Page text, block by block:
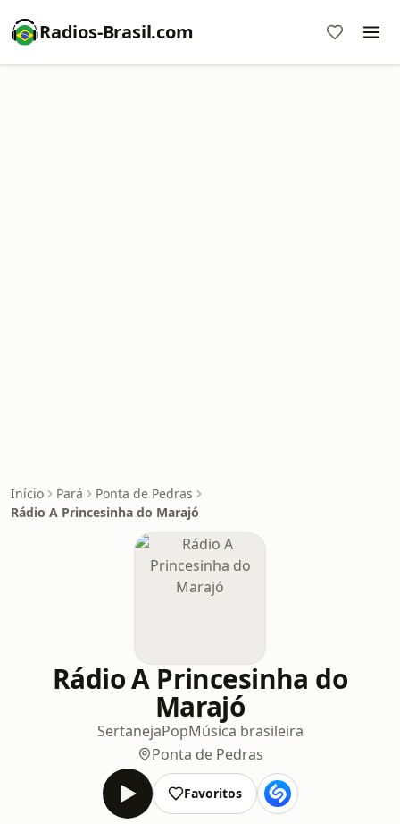
Radios-Brasil.com
Início Pará
Ponta de Pedras
Rádio A Princesinha do Marajó
Rádio A Princesinha do
Marajó
SertanejaPopMúsica brasileira
Ponta de Pedras
Favoritos